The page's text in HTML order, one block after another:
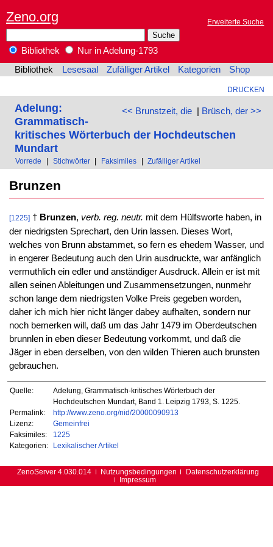
Zeno.org Erweiterte Suche
Bibliothek
Nur in Adelung-1793
Bibliothek
Lesesaal Zufälliger Artikel Kategorien Shop
DRUCKEN
<< Brunstzeit, die| Brüsch, der >>
Adelung:
Grammatisch-
kritisches Wörterbuch der Hochdeutschen
Mundart
Vorrede Stichwörter Faksimiles Zufälliger Artikel
Brunzen
[1225]† Brunzen, verb. reg. neutr. mit dem Hülfsworte haben, in
der niedrigsten Sprechart, den Urin lassen. Dieses Wort,
welches von Brunn abstammet, so fern es ehedem Wasser, und
in engerer Bedeutung auch den Urin ausdruckte, war anfänglich
vermuthlich ein edler und anständiger Ausdruck. Allein er ist mit
allen seinen Ableitungen und Zusammensetzungen, nunmehr
schon lange dem niedrigsten Volke Preis gegeben worden,
daher ich mich hier nicht länger dabey aufhalten, sondern nur
noch bemerken will, daß um das Jahr 1479 im Oberdeutschen
brunnlen in eben dieser Bedeutung vorkommt, und daß die
Jäger in eben derselben, von den wilden Thieren auch brunsten
gebrauchen.
Quelle:
Adelung, Grammatisch-kritisches Wörterbuch der
Hochdeutschen Mundart, Band 1. Leipzig 1793, S. 1225.
Permalink:
http://www.zeno.org/nid/20000090913
Lizenz:
Gemeinfrei
Faksimiles:
1225
Kategorien:
Lexikalischer Artikel
ZenoServer 4.030.014 Nutzungsbedingungen
Datenschutzerklärung
Impressum